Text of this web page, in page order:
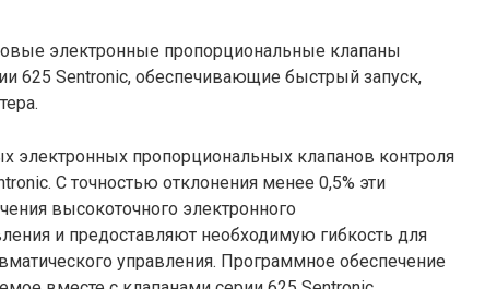
электронные пропорциональные клапаны
625 Sentronic, обеспечивающие быстрый запуск,
электронных пропорциональных клапанов контроля
С точностью отклонения менее 0,5% эти
высокоточного электронного
и предоставляют необходимую гибкость для
управления. Программное обеспечение